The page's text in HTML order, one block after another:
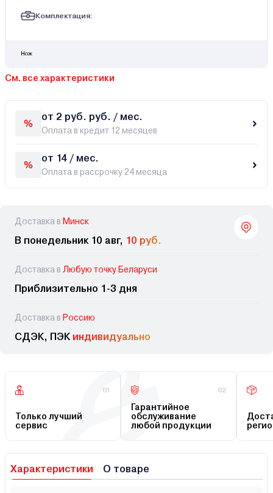
Комплектация:
Нож
См. все характеристики
от 2 руб. руб. / мес.
Оплата в кредит 12 месяцев
от 14 / мес.
Оплата в рассрочку 24 месяца
Доставка в Минск
В понедельник 10 авг, 10 руб.
Доставка в Любую точку Беларуси
Приблизительно 1-3 дня
Доставка в Россию
СДЭК, ПЭК индивидуально
01
Только лучший
сервис
02
Гарантийное
обслуживание
любой продукции
Характеристики О товаре